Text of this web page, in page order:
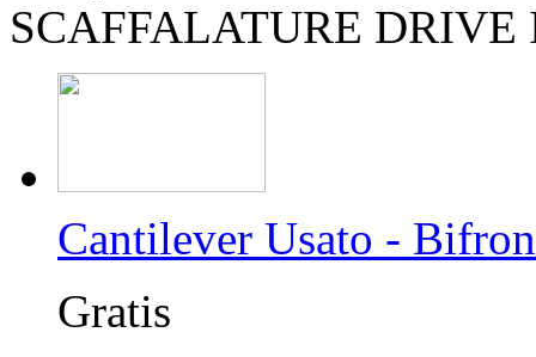
SCAFFALATURE DRIVE
Cantilever Usato -
Gratis